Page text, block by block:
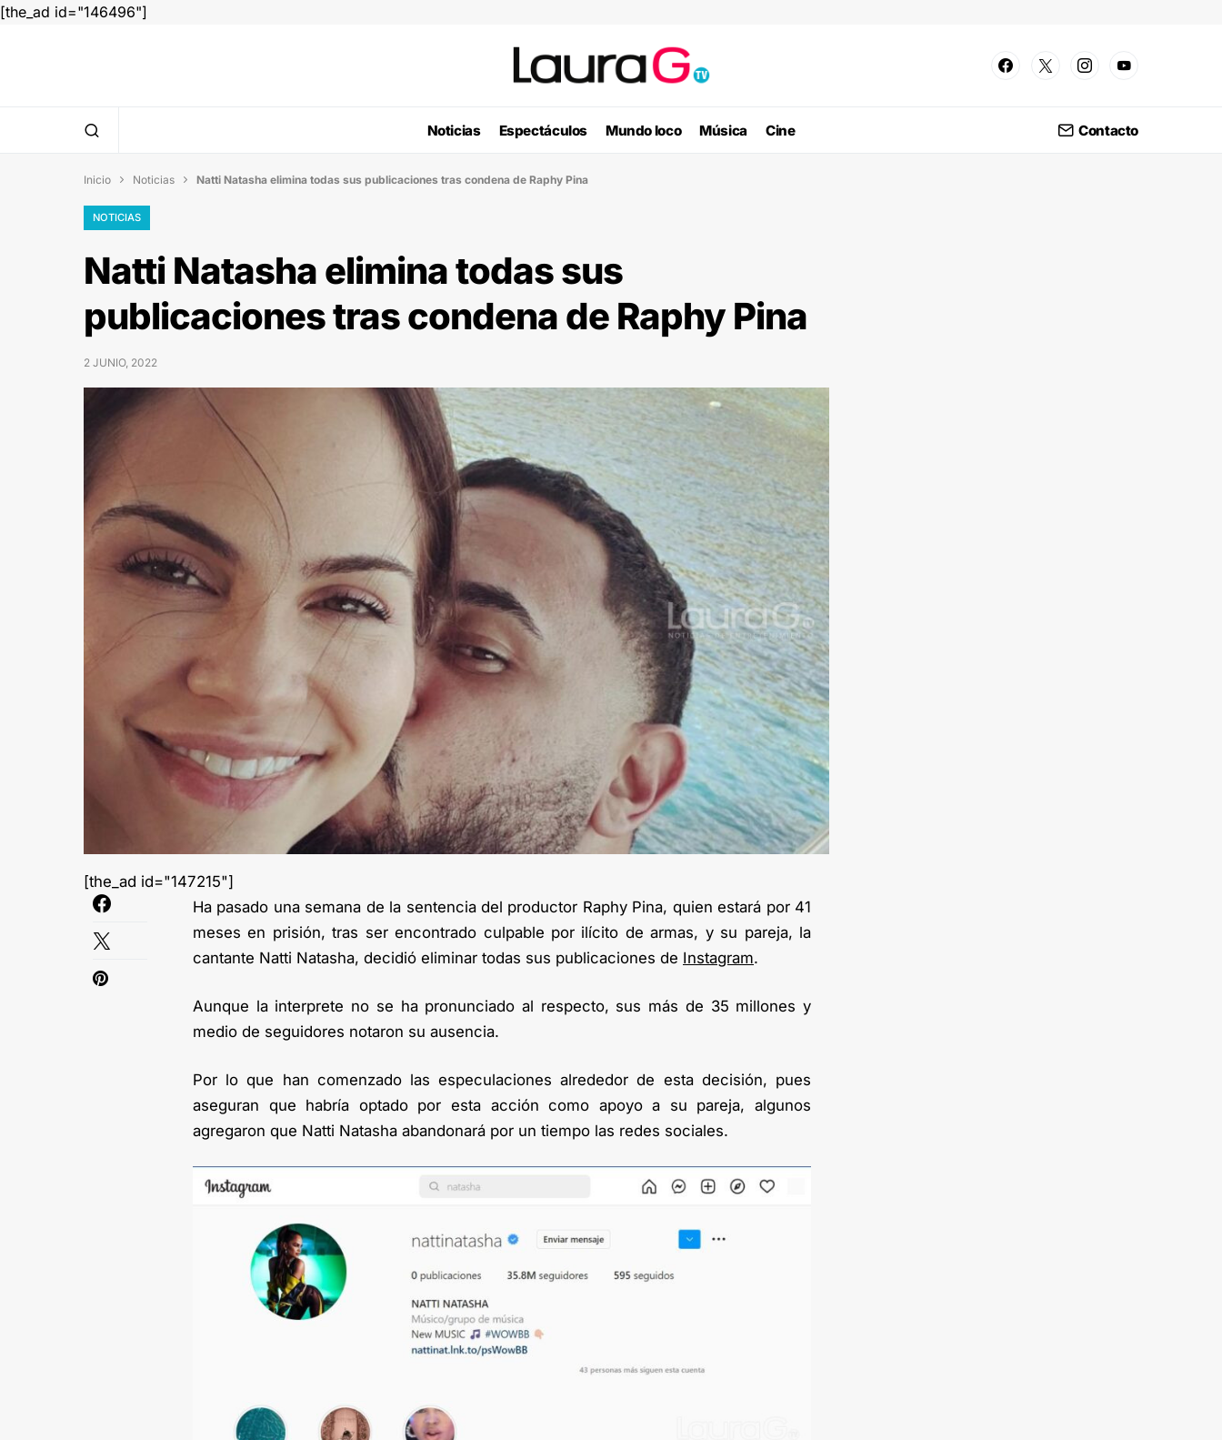
[the_ad id="146496"]
Noticias Espectáculos Mundo loco Música Cine Contacto
Inicio  Noticias  Natti Natasha elimina todas sus publicaciones tras condena de Raphy Pina
NOTICIAS
Natti Natasha elimina todas sus
publicaciones tras condena de Raphy Pina
2 JUNIO, 2022
[the_ad id="147215"]
Ha pasado una semana de la sentencia del productor Raphy Pina, quien estará por 41
meses en prisión, tras ser encontrado culpable por ilícito de armas, y su pareja, la
cantante Natti Natasha, decidió eliminar todas sus publicaciones de Instagram.
Aunque la interprete no se ha pronunciado al respecto, sus más de 35 millones y
medio de seguidores notaron su ausencia.
Por lo que han comenzado las especulaciones alrededor de esta decisión, pues
aseguran que habría optado por esta acción como apoyo a su pareja, algunos
agregaron que Natti Natasha abandonará por un tiempo las redes sociales.